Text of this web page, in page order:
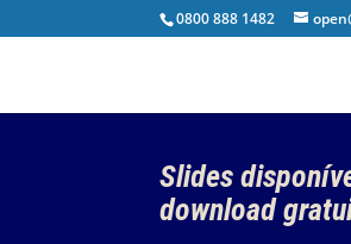
0800 888 1482
Slides
download